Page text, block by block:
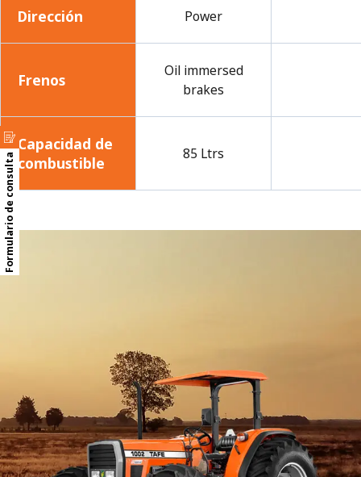
Formulario de consulta
Dirección Power
Frenos
Oil immersed
brakes
Capacidad de
combustible
85 Ltrs